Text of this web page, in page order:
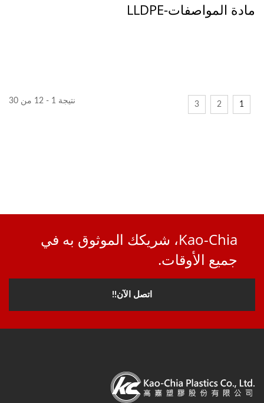
مادة المواصفات-LLDPE
نتيجة 1 - 12 من 30 1
2
3
Kao-Chia، شريكك الموثوق به في
جميع الأوقات.
اتصل الآن!!